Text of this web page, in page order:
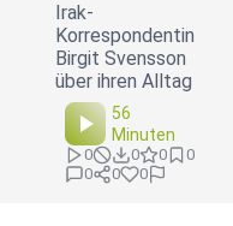
Irak-
Korrespondentin
Birgit Svensson
über ihren Alltag
56
Minuten
0 0 0
0
0
0 0